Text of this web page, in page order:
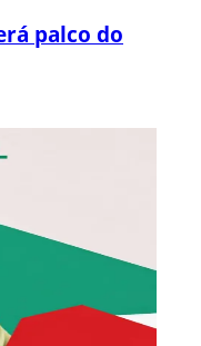
palco do